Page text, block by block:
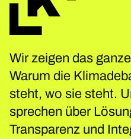
Wir zeigen das
Warum die
steht, wo sie steht.
sprechen über
Transparenz und